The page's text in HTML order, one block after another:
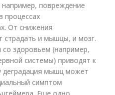
повреждение
процессах
От снижения
страдать и мышцы, и мозг.
здоровьем (например,
системы) приводят к
мышц может
симптом